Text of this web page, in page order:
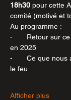
18h30 pour cette
comité (motivé et
Au programme :
-       Retour sur
en 2025
-       Ce que
le feu
Afficher plus